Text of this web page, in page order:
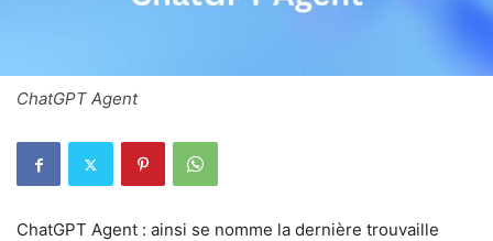
ChatGPT Agent
ChatGPT Agent : ainsi se nomme la dernière trouvaille